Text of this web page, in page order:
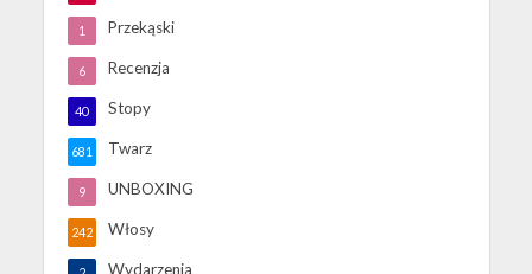
Przekąski
1
Recenzja
6
Stopy
40
Twarz
681
UNBOXING
9
Włosy
242
Wydarzenia